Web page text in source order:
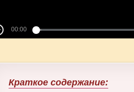
Краткое содержание: